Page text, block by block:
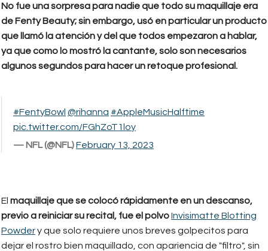
No fue una sorpresa para nadie que todo su maquillaje era
de Fenty Beauty; sin embargo, usó en particular un producto
que llamó la atención y del que todos empezaron a hablar,
ya que como lo mostró la cantante, solo son necesarios
algunos segundos para hacer un retoque profesional.
#FentyBowl @rihanna #AppleMusicHalftime
pic.twitter.com/FGhZoT1loy
— NFL (@NFL)February 13, 2023
El maquillaje que se colocó rápidamente en un descanso,
previo a reiniciar su recital, fue el polvoInvisimatte Blotting
Powdery que solo requiere unos breves golpecitos para
dejar el rostro bien maquillado, con apariencia de "filtro", sin